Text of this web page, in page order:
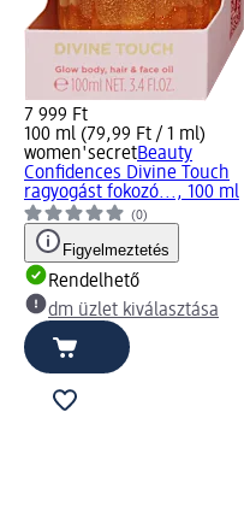
7 999 Ft
100 ml (79,99 Ft / 1 ml)
women'secretBeauty
Confidences Divine Touch
ragyogást fokozó..., 100 ml
(0)
Figyelmeztetés
Rendelhető
dm üzlet kiválasztása